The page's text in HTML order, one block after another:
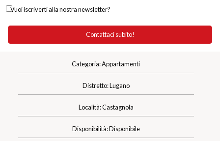
Vuoi iscriverti alla nostra newsletter?
Categoria: Appartamenti
Distretto: Lugano
Località: Castagnola
Disponibilità: Disponibile